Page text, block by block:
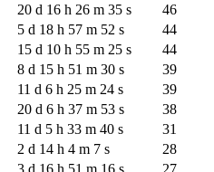
20 d 16 h 26 m 35 s
46
5 d 18 h 57 m 52 s
44
15 d 10 h 55 m 25 s
44
8 d 15 h 51 m 30 s
39
11 d 6 h 25 m 24 s
39
20 d 6 h 37 m 53 s
38
11 d 5 h 33 m 40 s
31
2 d 14 h 4 m 7 s
28
3 d 16 h 51 m 16 s
27